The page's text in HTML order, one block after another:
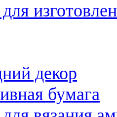
декор
бумага